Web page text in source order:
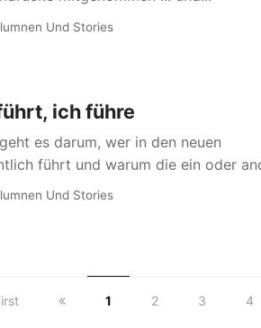
Und Stories
ich führe
es darum, wer in den neuen
führt und warum die ein oder
Und Stories
1 2 3 4